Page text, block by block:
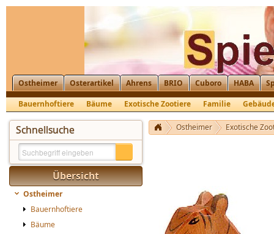
Ostheimer Osterartikel Ahrens BRIO Cuboro HABA
Bauernhoftiere
Bäume Exotische Zootiere Familie
Schnellsuche
Übersicht
Ostheimer
Bauernhoftiere
Bäume
Ostheimer Exotische